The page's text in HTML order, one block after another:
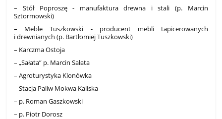
– Stół Poproszę - manufaktura drewna i stali (p. Marcin
Sztormowski)
– Meble Tuszkowski - producent mebli tapicerowanych
i drewnianych (p. Bartłomiej Tuszkowski)
– Karczma Ostoja
– „Sałata” p. Marcin Sałata
– Agroturystyka Klonówka
– Stacja Paliw Mokwa Kaliska
– p. Roman Gaszkowski
– p. Piotr Dorosz